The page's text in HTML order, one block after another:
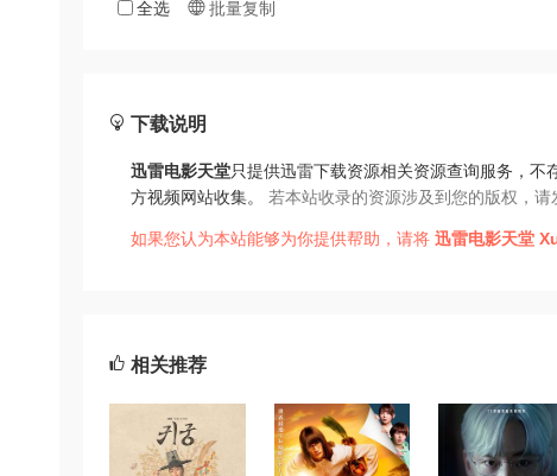
全选 批量复制
下载说明
迅雷电影天堂只提供迅雷下载资源相关资源查询服务，
方视频网站收集。 若本站收录的资源涉及到您的版权，
如果您认为本站能够为你提供帮助，请将迅雷电影天堂
相关推荐